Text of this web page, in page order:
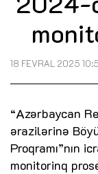
18 FEVRAL 2025
“Azərbaycan
ərazilərinə
Proqramı”nın
monitorinq